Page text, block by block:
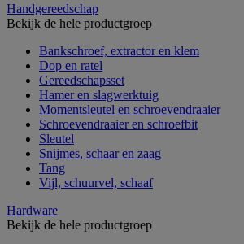
Handgereedschap
Bekijk de hele productgroep
Bankschroef, extractor en klem
Dop en ratel
Gereedschapsset
Hamer en slagwerktuig
Momentsleutel en schroevendraaier
Schroevendraaier en schroefbit
Sleutel
Snijmes, schaar en zaag
Tang
Vijl, schuurvel, schaaf
Hardware
Bekijk de hele productgroep